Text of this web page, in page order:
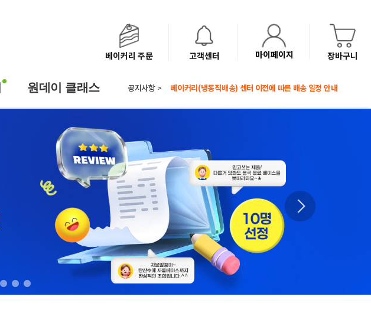
베이커리 주문 고객센터 마이페이지 장바구니
원데이 클래스 공지사항 >
8월 광복절 배송안내
베이커리(냉동직배송) 센터 이전에 따른 배송 일정 안내